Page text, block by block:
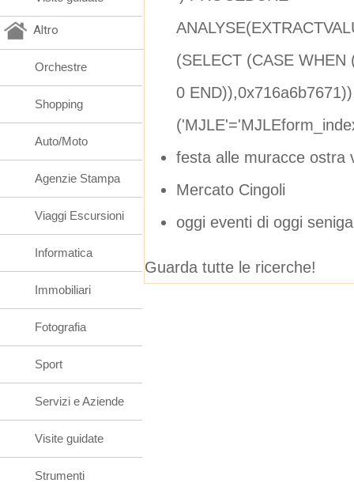
(SELECT (CASE
0
festa alle muracce ostra
Mercato Cingoli
oggi eventi di oggi
Guarda tutte le ricerche!
Altro
Orchestre
Shopping
Auto/Moto
Agenzie Stampa
Viaggi Escursioni
Informatica
Immobiliari
Fotografia
Sport
Servizi e Aziende
Visite guidate
Strumenti